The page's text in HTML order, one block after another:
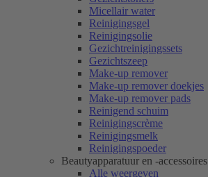
Micellair water
Reinigingsgel
Reinigingsolie
Gezichtreinigingssets
Gezichtszeep
Make-up remover
Make-up remover doekjes
Make-up remover pads
Reinigend schuim
Reinigingscrème
Reinigingsmelk
Reinigingspoeder
Beautyapparatuur en -accessoires
Alle weergeven